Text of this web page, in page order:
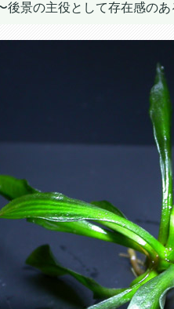
後景の主役として存在感のあ